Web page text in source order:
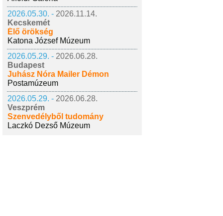
2026.05.30. - 2026.11.14.
Kecskemét
Élő örökség
Katona József Múzeum
2026.05.29. - 2026.06.28.
Budapest
Juhász Nóra Mailer Démon
Postamúzeum
2026.05.29. - 2026.06.28.
Veszprém
Szenvedélyből tudomány
Laczkó Dezső Múzeum